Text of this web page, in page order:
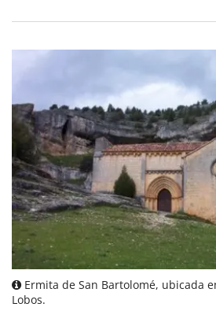
Ermita de San Bartolomé, ubicada
Lobos.